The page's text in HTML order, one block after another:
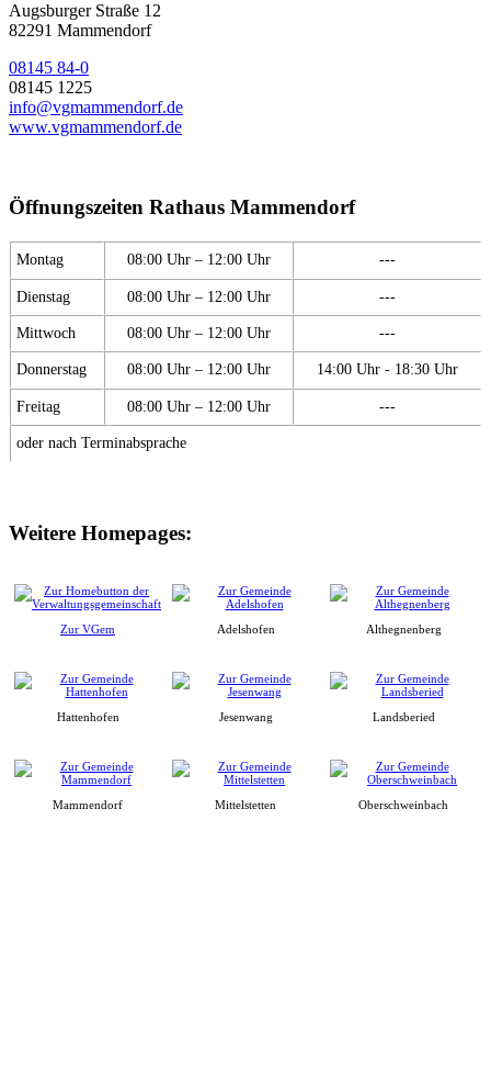
Augsburger Straße 12
82291 Mammendorf
08145 84-0
08145 1225
info@vgmammendorf.de
www.vgmammendorf.de
Öffnungszeiten Rathaus Mammendorf
Montag 08:00 Uhr – 12:00 Uhr ---
Dienstag 08:00 Uhr – 12:00 Uhr ---
Mittwoch 08:00 Uhr – 12:00 Uhr ---
Donnerstag 08:00 Uhr – 12:00 Uhr 14:00 Uhr - 18:30 Uhr
Freitag 08:00 Uhr – 12:00 Uhr ---
oder nach Terminabsprache
Weitere Homepages:
Zur VGem Adelshofen Althegnenberg
Hattenhofen Jesenwang Landsberied
Mammendorf Mittelstetten Oberschweinbach